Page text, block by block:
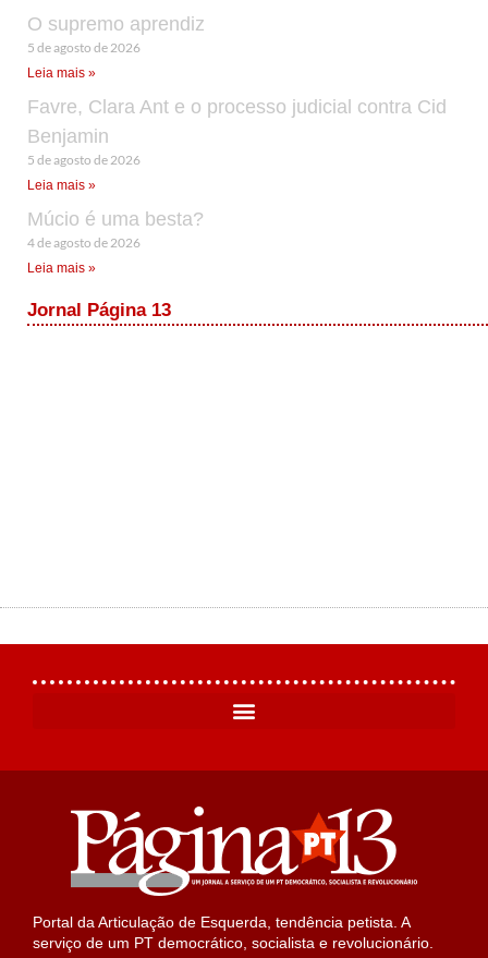
O supremo aprendiz
5 de agosto de 2026
Leia mais »
Favre, Clara Ant e o processo judicial contra Cid
Benjamin
5 de agosto de 2026
Leia mais »
Múcio é uma besta?
4 de agosto de 2026
Leia mais »
Jornal Página 13
Portal da Articulação de Esquerda, tendência petista. A
serviço de um PT democrático, socialista e revolucionário.